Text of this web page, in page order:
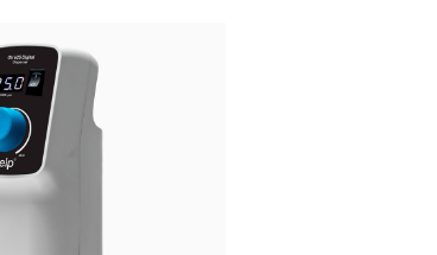
por bloques secos
de trazas de metales pesados